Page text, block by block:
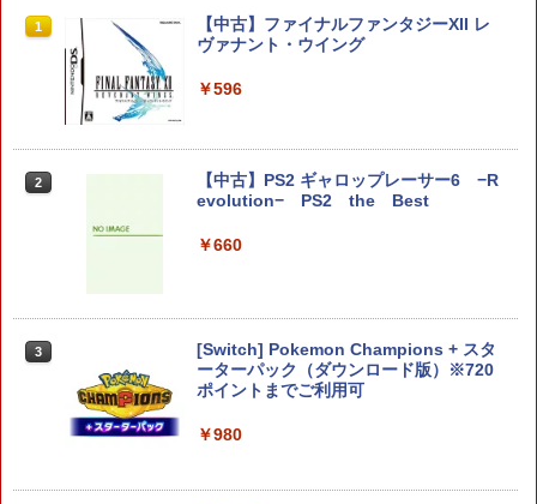
1
【特典】進撃の巨人3 Switch2版(【早
期購入封入特典】DLC)
￥8,518
2
ダービースタリオン2 【Switch2】 POT-
3
任天堂 マリオカート ワールド【Switch
2】 BEEPAAAAA [BEEPAAAAA]
￥8,960
1
【特典】BLUE REFLECTION Quartet:
少女たちのキセキ PS5版(【早期購入特
2
【特典】真・三國無双2 with 猛将伝 Re
典】「赤兎鐙『真・三國無双2』レトロ
スタイル」DLC)
【特典】ファイナルファンタジー レゾナ
かけだし騎士の応援パック・かけだし騎
￥6,526
1
【中古】ファイナルファンタジーXII レ
ヴァナント・ウイング
￥596
2
【中古】PS2 ギャロップレーサー6 −R
evolution− PS2 the Best
￥660
3
[Switch] Pokemon Champions + スタ
ーターパック（ダウンロード版）※720
ポイントまでご利用可
￥980